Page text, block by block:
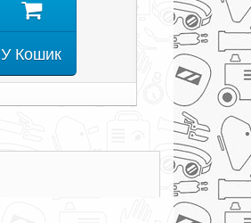
У Кошик